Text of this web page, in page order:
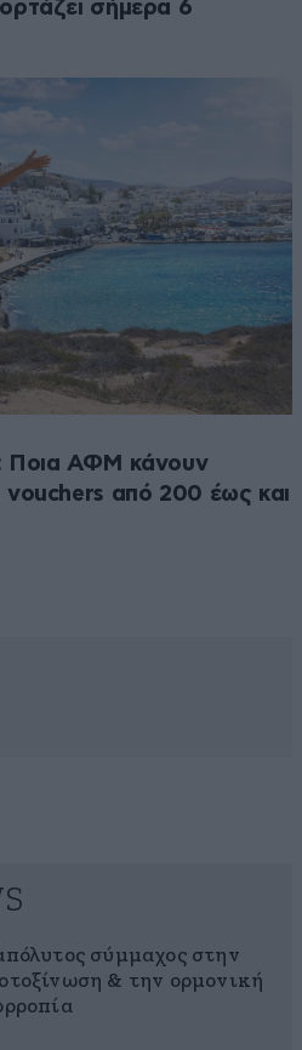
σήμερα 6
Ποια ΑΦΜ κάνουν
vouchers από 200 έως και
σύμμαχος στην
& την ορμονική